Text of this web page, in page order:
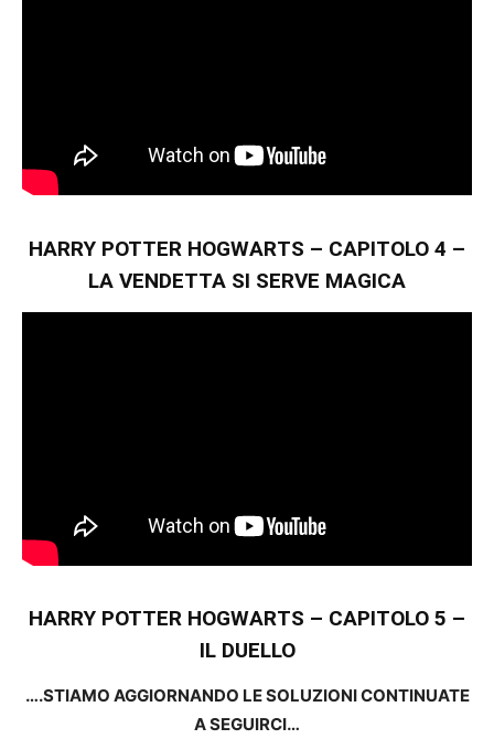
HARRY POTTER HOGWARTS – CAPITOLO 4 –
LA VENDETTA SI SERVE MAGICA
HARRY POTTER HOGWARTS – CAPITOLO 5 –
IL DUELLO
….STIAMO AGGIORNANDO LE SOLUZIONI CONTINUATE
A SEGUIRCI…